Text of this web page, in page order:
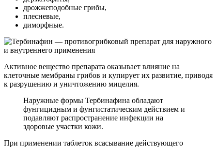
дрожжеподобные грибы,
плесневые,
диморфные.
Активное вещество препарата оказывает влияние на
клеточные мембраны грибов и купирует их развитие, приводя
к разрушению и уничтожению мицелия.
Наружные формы Тербинафина обладают
фунгицидным и фунгистатическим действием и
подавляют распространение инфекции на
здоровые участки кожи.
При применении таблеток всасывание действующего